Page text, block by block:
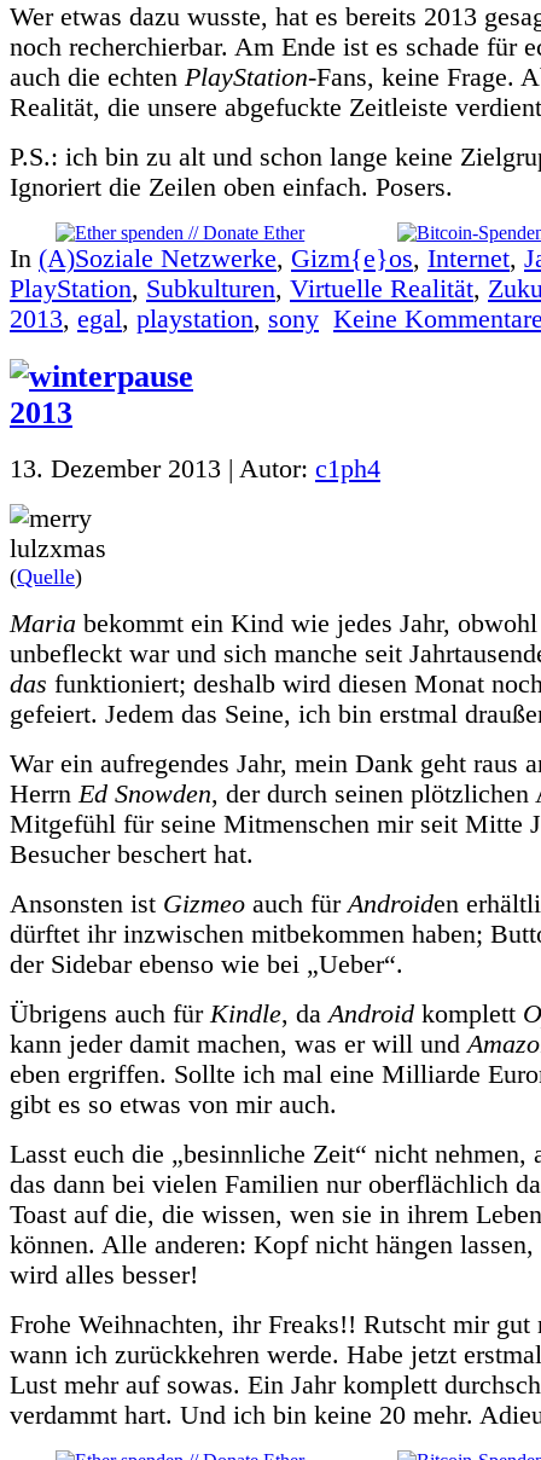
Wer etwas dazu wusste, hat es bereits 2013
noch recherchierbar. Am Ende ist es schade für
auch die echten PlayStation-Fans, keine Frage.
Realität, die unsere abgefuckte Zeitleiste
P.S.: ich bin zu alt und schon lange keine
Ignoriert die Zeilen oben einfach. Posers.
In (A)Soziale Netzwerke, Gizm{e}os, Internet,
PlayStation, Subkulturen, Virtuelle Realität,
2013, egal, playstation, sony Keine
13. Dezember 2013 | Autor: c1ph4
(Quelle)
Maria bekommt ein Kind wie jedes Jahr,
unbefleckt war und sich manche seit
das funktioniert; deshalb wird diesen Monat
gefeiert. Jedem das Seine, ich bin erstmal
War ein aufregendes Jahr, mein Dank geht raus
HerrnEd Snowden, der durch seinen
Mitgefühl für seine Mitmenschen mir seit Mitte
Besucher beschert hat.
Ansonsten ist Gizmeo auch fürAndroiden
dürftet ihr inzwischen mitbekommen haben;
der Sidebar ebenso wie bei „Ueber“.
Übrigens auch fürKindle, daAndroid komplett
kann jeder damit machen, was er will und
eben ergriffen. Sollte ich mal eine Milliarde
gibt es so etwas von mir auch.
Lasst euch die „besinnliche Zeit“ nicht nehmen,
das dann bei vielen Familien nur oberflächlich
Toast auf die, die wissen, wen sie in ihrem
können. Alle anderen: Kopf nicht hängen lassen,
wird alles besser!
Frohe Weihnachten, ihr Freaks!! Rutscht mir
wann ich zurückkehren werde. Habe jetzt
Lust mehr auf sowas. Ein Jahr komplett
verdammt hart. Und ich bin keine 20 mehr.